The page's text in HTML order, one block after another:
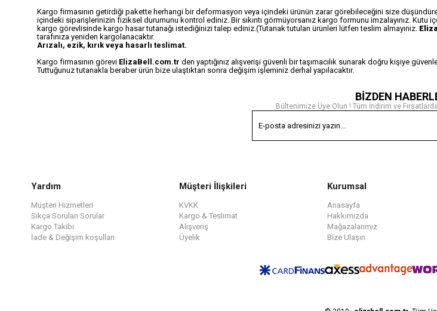
Kargo firmasının getirdiği pakette herhangi bir deformasyon veya içindeki ürünün zarar görebileceğini size
içindeki siparişlerinizin fiziksel durumunu kontrol ediniz. Bir sıkıntı görmüyorsanız kargo formunu imzalayınız.
kargo görevlisinde kargo hasar tutanağı istediğinizi talep ediniz.(Tutanak tutulan ürünleri lütfen teslim almayınız.
tarafınıza yeniden kargolanacaktır.
Arızalı, ezik, kırık veya hasarlı teslimat.
Kargo firmasının görevi ElizaBell.com.tr den yaptığınız alışverişi güvenli bir taşımacılık sunarak doğru kişiye
Tuttuğunuz tutanakla beraber ürün bize ulaştıktan sonra değişim işleminiz derhal yapılacaktır.
BİZDEN
Bültenimize Üye Olun ! Tüm İndirim ve
Yardım
Müşteri Hizmetleri
Sıkça Sorulan Sorular
Kargo Takibi
İade & Değişim koşulları
Müşteri İlişkileri
KVKK
Kargo & Teslimat
Alışveriş
Üyelik
Kurumsal
Anasayfa
Hakkımızda
Mağazalarımız
Bize Ulaşın